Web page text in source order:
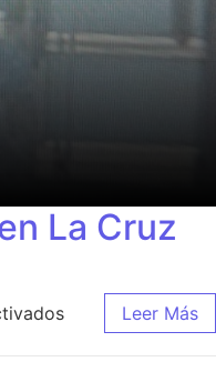
La Cruz
Leer Más